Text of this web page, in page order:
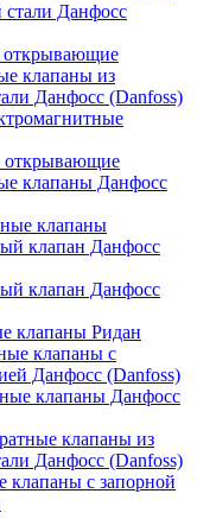
Данфосс
клапаны из
Данфосс (Danfoss)
клапаны Данфосс
клапаны
клапан Данфосс
клапан Данфосс
клапаны Ридан
клапаны с
Данфосс (Danfoss)
клапаны Данфосс
клапаны из
Данфосс (Danfoss)
с запорной